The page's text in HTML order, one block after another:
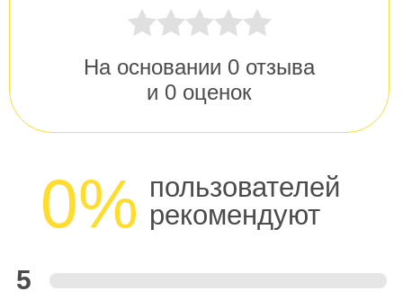
На основании 0 отзыва
и 0 оценок
0% пользователей
рекомендуют
5